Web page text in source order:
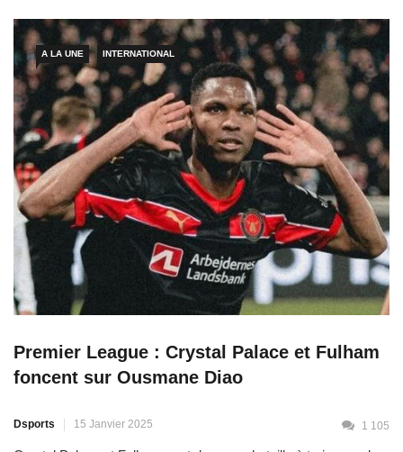
Polichinelle : Habib Diarra est dans le […]
A LA UNE INTERNATIONAL
Premier League : Crystal Palace et Fulham
foncent sur Ousmane Diao
Dsports 15 Janvier 2025 1 105